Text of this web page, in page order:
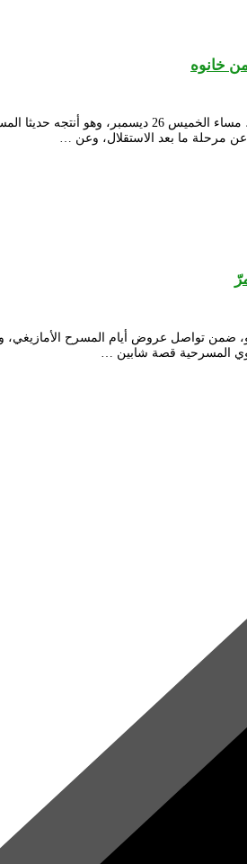
خانوه
ختمت مسرحية “ادوغالن أدوغالن” أو “راجعين
ضمن تواصل عروض أيام المسرح
المسرحية قصة شابين …